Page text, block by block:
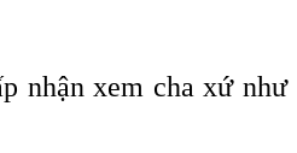
nhận xem cha xứ như